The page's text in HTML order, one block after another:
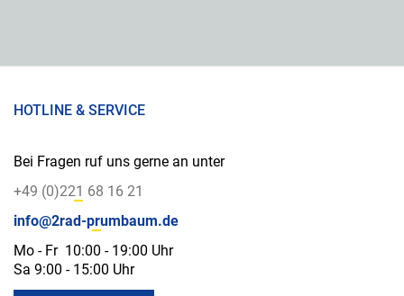
HOTLINE & SERVICE
Bei Fragen ruf uns gerne an unter
+49 (0)221 68 16 21
info@2rad-prumbaum.de
Mo - Fr 10:00 - 19:00 Uhr
Sa 9:00 - 15:00 Uhr